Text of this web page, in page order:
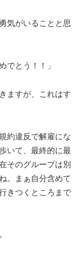
気がいることと思
でとう！！」
ますが、これはす
約違反で解雇にな
いて、最終的に最
そのグループは別
。まぁ自分含めて
きつくところまで